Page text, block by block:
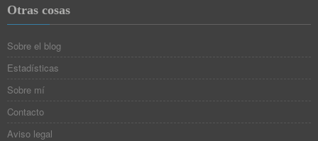
Otras cosas
Sobre el blog
Estadísticas
Sobre mí
Contacto
Aviso legal